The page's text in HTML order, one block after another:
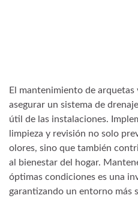
El mantenimiento de arquetas
asegurar un sistema de
útil de las instalaciones.
limpieza y revisión no solo
olores, sino que también
al bienestar del hogar.
óptimas condiciones es una
garantizando un entorno más